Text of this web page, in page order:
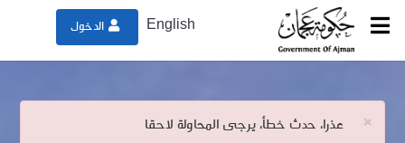
English الدخول
× رسالة
عذرا، حدث خطأ، يرجى المحاولة لاحقا